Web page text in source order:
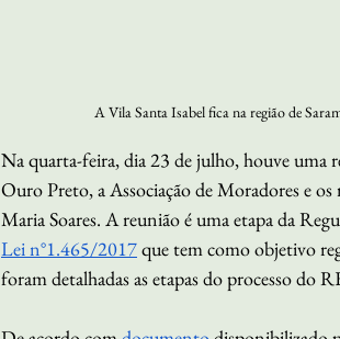
A Vila Santa Isabel fica na região de
Na quarta-feira, dia 23 de julho, houve uma
Ouro Preto, a Associação de Moradores e os
Maria Soares. A reunião é uma etapa da
Lei n°1.465/2017 que tem como objetivo
foram detalhadas as etapas do processo do